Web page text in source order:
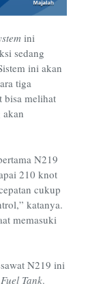
ini
sedang
ini akan
tiga
bisa melihat
N219
210 knot
cukup
katanya.
memasuki
N219 ini
Tank.